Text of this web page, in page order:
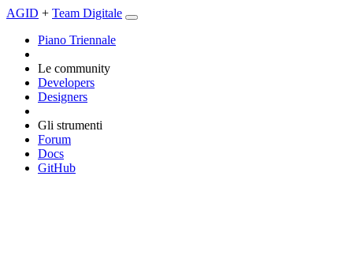
AGID + Team Digitale
Piano Triennale
Le community
Developers
Designers
Gli strumenti
Forum
Docs
GitHub